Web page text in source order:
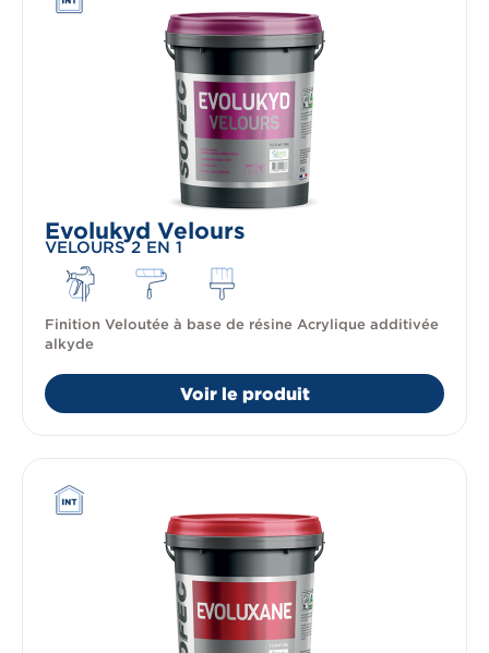
Evolukyd Velours
VELOURS 2 EN 1
Finition Veloutée à base de résine Acrylique additivée
alkyde
Voir le produit